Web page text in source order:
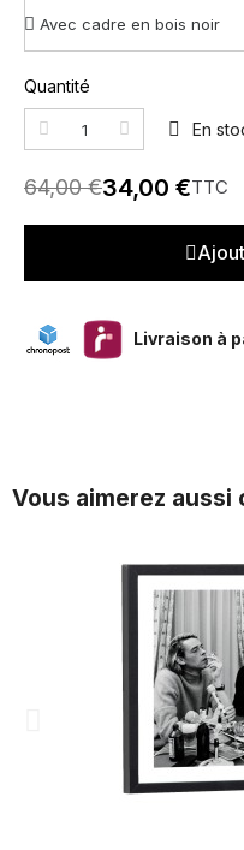
Quantité
En
64,00 €34,00 €TTC
Livraison à
Vous aimerez aussi